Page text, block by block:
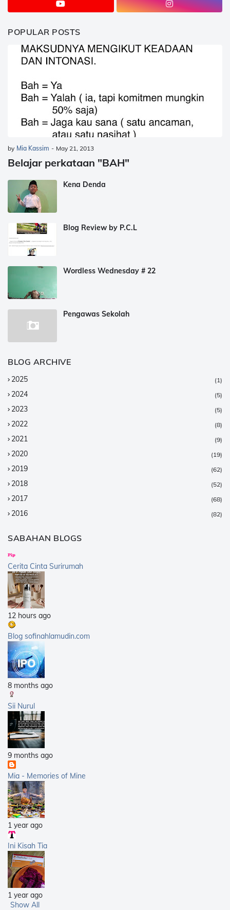
POPULAR POSTS
by Mia Kassim - May 21, 2013
Belajar perkataan "BAH"
Kena Denda
Blog Review by P.C.L
Wordless Wednesday # 22
Pengawas Sekolah
BLOG ARCHIVE
2025 (1)
2024 (5)
2023 (5)
2022 (8)
2021 (9)
2020 (19)
2019 (62)
2018 (52)
2017 (68)
2016 (82)
2014
2013
2012
2011
2010
2009
2008
2007
SABAHAN BLOGS
Cerita Cinta Surirumah
12 hours ago
Blog sofinahlamudin.com
8 months ago
Sii Nurul
9 months ago
Mia - Memories of Mine
1 year ago
Ini Kisah Tia
1 year ago
Show All